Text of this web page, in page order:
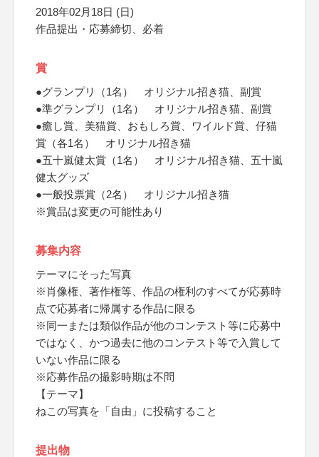
2018年02月18日 (日)
作品提出・応募締切、必着
賞
●グランプリ（1名） オリジナル招き猫、副賞
●準グランプリ（1名） オリジナル招き猫、副賞
●癒し賞、美猫賞、おもしろ賞、ワイルド賞、仔猫
賞（各1名） オリジナル招き猫
●五十嵐健太賞（1名） オリジナル招き猫、五十嵐
健太グッズ
●一般投票賞（2名） オリジナル招き猫
※賞品は変更の可能性あり
募集内容
テーマにそった写真
※肖像権、著作権等、作品の権利のすべてが応募時
点で応募者に帰属する作品に限る
※同一または類似作品が他のコンテスト等に応募中
ではなく、かつ過去に他のコンテスト等で入賞して
いない作品に限る
※応募作品の撮影時期は不問
【テーマ】
ねこの写真を「自由」に投稿すること
提出物